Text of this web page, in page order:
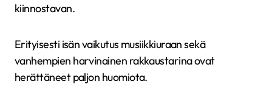
kiinnostavan.
Erityisesti isän vaikutus musiikkiuraan sekä
vanhempien harvinainen rakkaustarina ovat
herättäneet paljon huomiota.